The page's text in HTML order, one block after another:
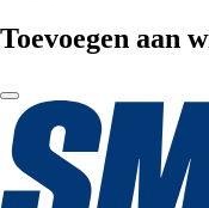
Toevoegen aan